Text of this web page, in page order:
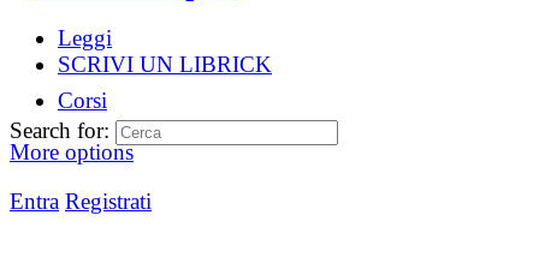
Leggi
SCRIVI UN LIBRICK
Corsi
More options
Entra Registrati
Search for: